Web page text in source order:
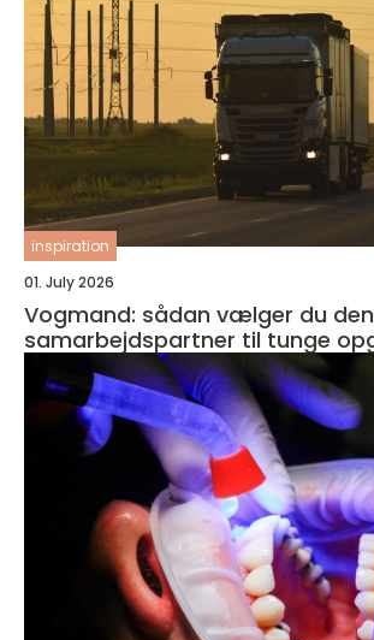
inspiration
01. July 2026
Vogmand: sådan vælger du
samarbejdspartner til tunge